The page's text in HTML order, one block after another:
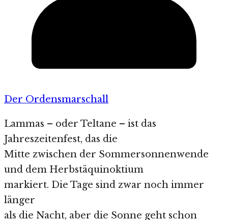
Der Ordensmarschall
Lammas – oder Teltane – ist das
Jahreszeitenfest, das die
Mitte zwischen der Sommersonnenwende
und dem Herbstäquinoktium
markiert. Die Tage sind zwar noch immer
länger
als die Nacht, aber die Sonne geht schon